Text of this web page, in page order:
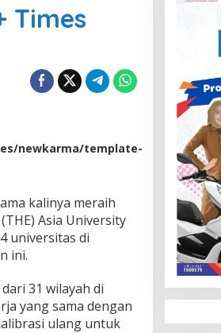
Times
newkarma/template-
kalinya meraih
Asia University
universitas di
ini.
31 wilayah di
yang sama dengan
ulang untuk